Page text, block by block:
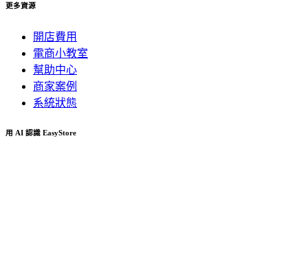
更多資源
開店費用
電商小教室
幫助中心
商家案例
系統狀態
用 AI 認識 EasyStore